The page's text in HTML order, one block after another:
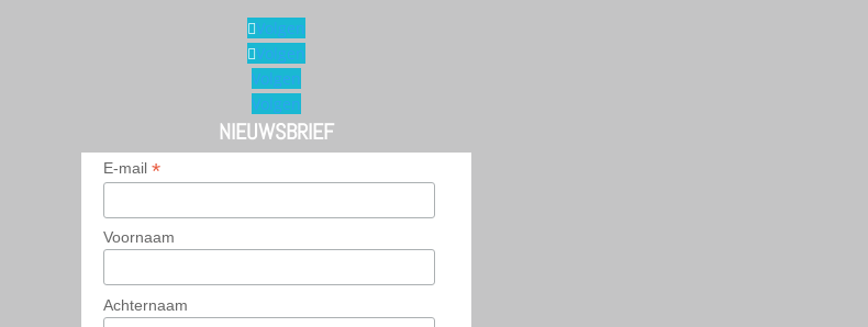
Volgen
Volgen
Volgen
Volgen
NIEUWSBRIEF
E-mail *
Voornaam
Achternaam